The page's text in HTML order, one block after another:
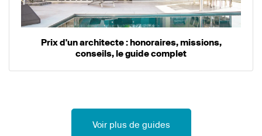
Prix d'un architecte : honoraires, missions,
conseils, le guide complet
Voir plus de guides